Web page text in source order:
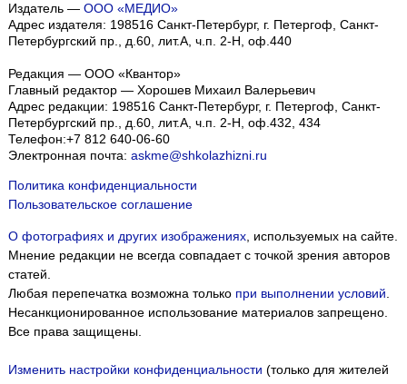
Издатель — ООО «МЕДИО»
Адрес издателя: 198516 Санкт-Петербург, г. Петергоф, Санкт-
Петербургский пр., д.60, лит.А, ч.п. 2-Н, оф.440
Редакция — ООО «Квантор»
Главный редактор — Хорошев Михаил Валерьевич
Адрес редакции: 198516 Санкт-Петербург, г. Петергоф, Санкт-
Петербургский пр., д.60, лит.А, ч.п. 2-Н, оф.432, 434
Телефон:+7 812 640-06-60
Электронная почта: askme@shkolazhizni.ru
Политика конфиденциальности
Пользовательское соглашение
О фотографиях и других изображениях, используемых на сайте.
Мнение редакции не всегда совпадает с точкой зрения авторов
статей.
Любая перепечатка возможна только при выполнении условий.
Несанкционированное использование материалов запрещено.
Все права защищены.
Изменить настройки конфиденциальности (только для жителей